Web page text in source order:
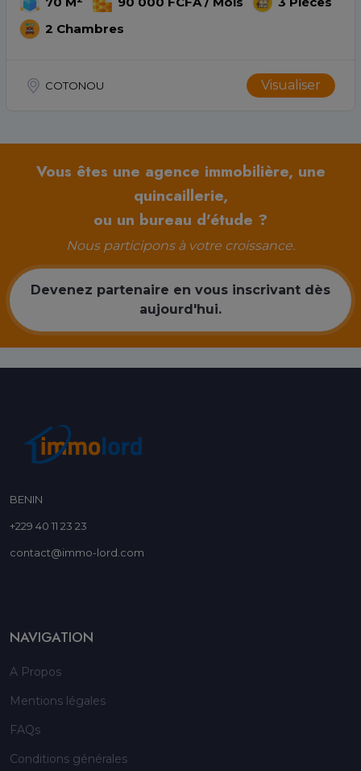
2 Chambres
COTONOU Visualiser
Vous êtes une agence immobilière, une
quincaillerie,
ou un bureau d'étude ?
Nous participons à votre croissance.
Devenez partenaire en vous inscrivant dès
aujourd'hui.
BENIN
+229 40 11 23 23
contact@immo-lord.com
NAVIGATION
A Propos
Mentions légales
FAQs
Conditions générales